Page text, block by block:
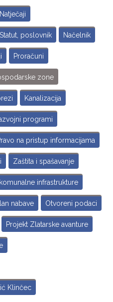
Natječaji
Statut, poslovnik Načelnik
Proračuni
zone
Kanalizacija
programi
na pristup informacijama
Zaštita i spašavanje
infrastrukture
nabave Otvoreni podaci
Projekt Zlatarske avanture
Klinčec